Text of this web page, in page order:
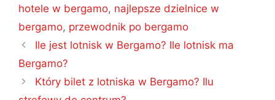
hotele w bergamo, najlepsze dzielnice w
bergamo, przewodnik po bergamo
Nawigacja
wpisu
Ile jest lotnisk w Bergamo? Ile lotnisk ma
Bergamo?
Który bilet z lotniska w Bergamo? Ilu